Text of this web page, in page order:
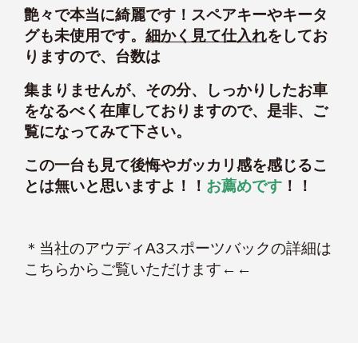
艶々で本当に綺麗です！スペアキーやキータ
グも未使用です。 細かく見て仕入れをしてお
りますので、台数は
集まりませんが、その分、しっかりしたお車
をなるべく在庫しておりますので、是非、ご
覧になってみて下さい。
この一台も見て後悔やガッカリ感を感じるこ
とは無いと思いますよ！！ お薦めです ！！
＊ 当社のアウディA3スポーツバックの詳細は
こちらからご覧いただけます ←←